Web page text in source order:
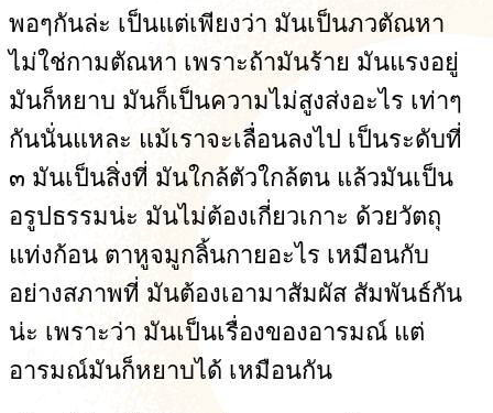
พอๆกันล่ะ เป็นแต่เพียงว่า มันเป็นภวตัณหา
ไม่ใช่กามตัณหา เพราะถ้ามันร้าย มันแรงอยู่
มันก็หยาบ มันก็เป็นความไม่สูงส่งอะไร เท่าๆ
กันนั่นแหละ แม้เราจะเลื่อนลงไป เป็นระดับที่
๓ มันเป็นสิ่งที่ มันใกล้ตัวใกล้ตน แล้วมันเป็น
อรูปธรรมน่ะ มันไม่ต้องเกี่ยวเกาะ ด้วยวัตถุ
แท่งก้อน ตาหูจมูกลิ้นกายอะไร เหมือนกับ
อย่างสภาพที่ มันต้องเอามาสัมผัส สัมพันธ์กัน
น่ะ เพราะว่า มันเป็นเรื่องของอารมณ์ แต่
อารมณ์มันก็หยาบได้ เหมือนกัน